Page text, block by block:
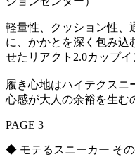
軽量性、クッション性、
に、かかとを深く包み込
せたリアクト2.0カップイ
履き心地はハイテクスニ
心感が大人の余裕を生む
PAGE 3
◆ モテるスニーカー その